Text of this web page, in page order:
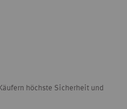
höchste Sicherheit und